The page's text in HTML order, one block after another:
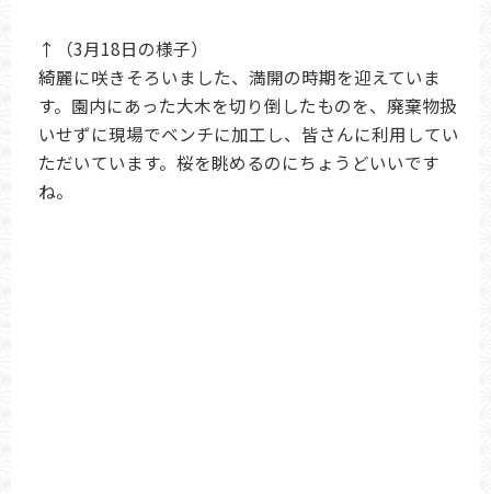
↑（3月18日の様子）
綺麗に咲きそろいました、満開の時期を迎えていま
す。園内にあった大木を切り倒したものを、廃棄物扱
いせずに現場でベンチに加工し、皆さんに利用してい
ただいています。桜を眺めるのにちょうどいいです
ね。